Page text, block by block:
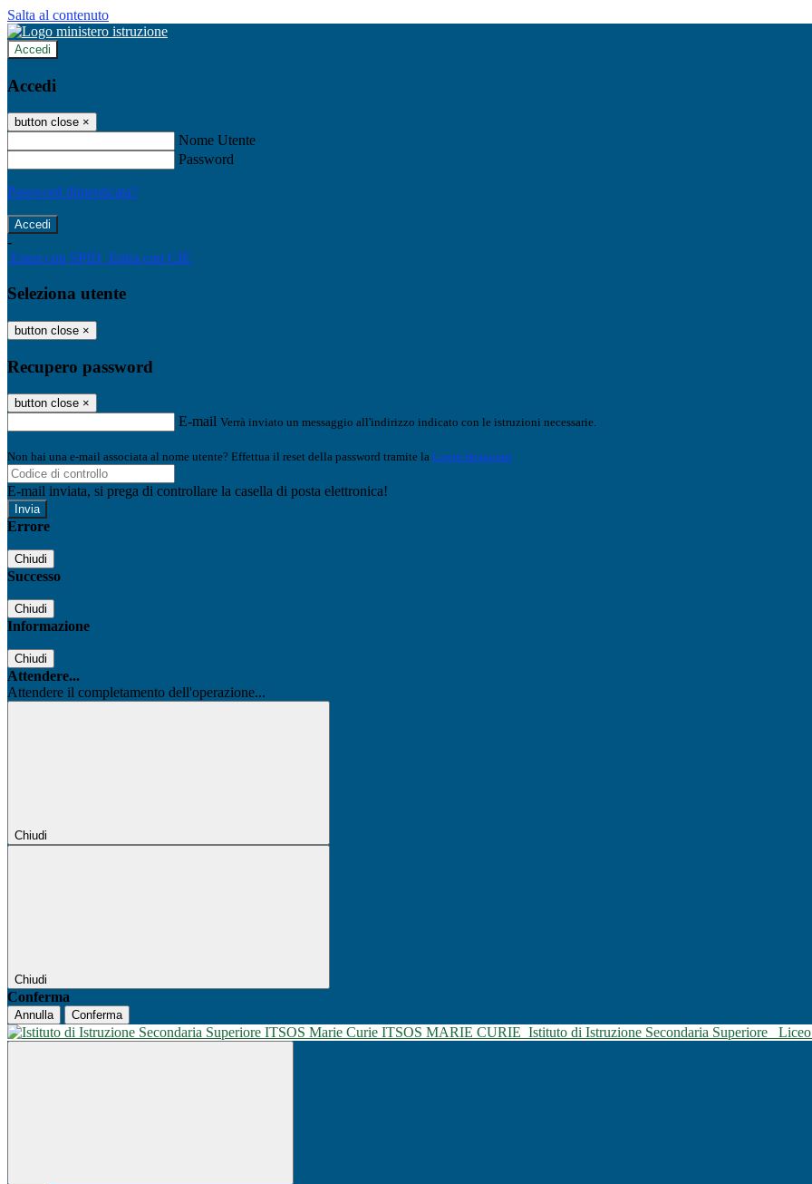
Salta al contenuto
Accedi
Accedi
button close ×
Nome Utente
Password
Password dimenticata?
-
Entra con SPID Entra con CIE
Seleziona utente
button close ×
Recupero password
button close ×
E-mail Verrà inviato un messaggio all'indirizzo indicato con le istruzioni necessarie.
Non hai una e-mail associata al nome utente? Effettua il reset della password tramite la Login Spaggiari
E-mail inviata, si prega di controllare la casella di posta elettronica!
Errore
Chiudi
Successo
Chiudi
Informazione
Chiudi
Attendere...
Attendere il completamento dell'operazione...
Chiudi
Chiudi
Conferma
Annulla Conferma
ITSOS MARIE CURIE Istituto di Istruzione Secondaria Superiore